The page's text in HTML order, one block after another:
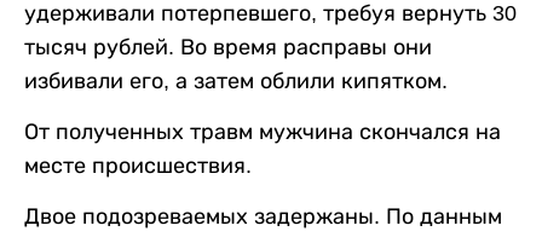
удерживали потерпевшего, требуя вернуть 30
тысяч рублей. Во время расправы они
избивали его, а затем облили кипятком.
От полученных травм мужчина скончался на
месте происшествия.
Двое подозреваемых задержаны. По данным